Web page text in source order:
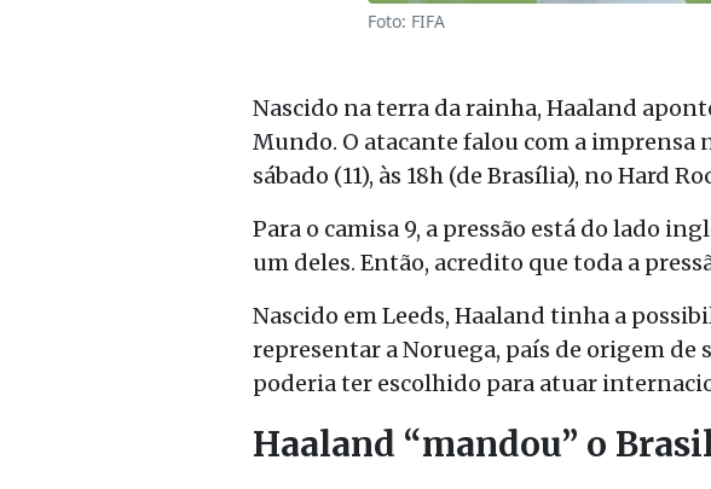
Foto: FIFA
Nascido na terra da rainha, Haaland
Mundo. O atacante falou com a
sábado (11), às 18h (de Brasília), no Hard
Para o camisa 9, a pressão está do lado
um deles. Então, acredito que toda a
Nascido em Leeds, Haaland tinha a
representar a Noruega, país de origem
poderia ter escolhido para atuar
Haaland “mandou” o